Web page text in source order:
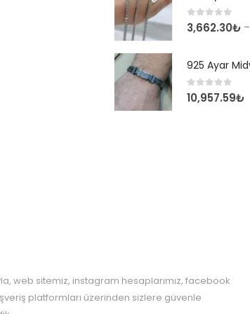
0 out of 5
3,662.30₺ –
0out of 5
10,957.59₺
web sitemiz, instagram hesaplarımız, facebook
platformları üzerinden sizlere güvenle